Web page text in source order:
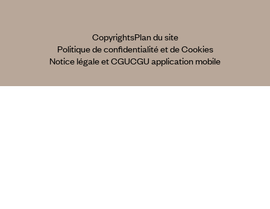
CopyrightsPlan du site
Politique de confidentialité et de Cookies
Notice légale et CGUCGU application mobile